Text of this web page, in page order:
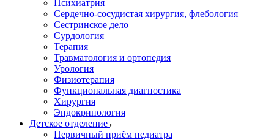
Психиатрия
Сердечно-сосудистая хирургия, флебология
Сестринское дело
Сурдология
Терапия
Травматология и ортопедия
Урология
Физиотерапия
Функциональная диагностика
Хирургия
Эндокринология
Детское отделение
Первичный приём педиатра